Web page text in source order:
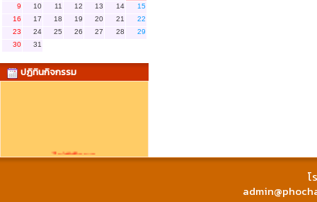
9
10 11 12 13 14
15
16
17 18 19 20 21
22
23
24 25 26 27 28
29
30
31
ปฏิทินกิจกรรม
โ